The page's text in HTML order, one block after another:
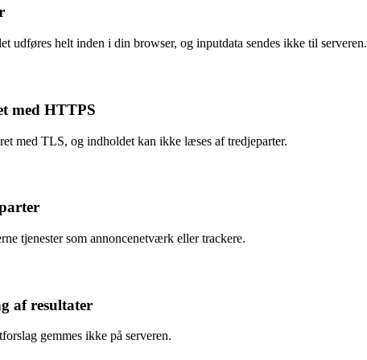
udføres helt inden i din browser, og inputdata sendes ikke til serveren.
med HTTPS
med TLS, og indholdet kan ikke læses af tredjeparter.
tjenester som annoncenetværk eller trackere.
af resultater
gemmes ikke på serveren.